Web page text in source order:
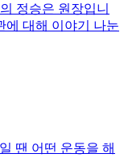
정승은 원장입니
에 대해 이야기 나눈
땐 어떤 운동을 해